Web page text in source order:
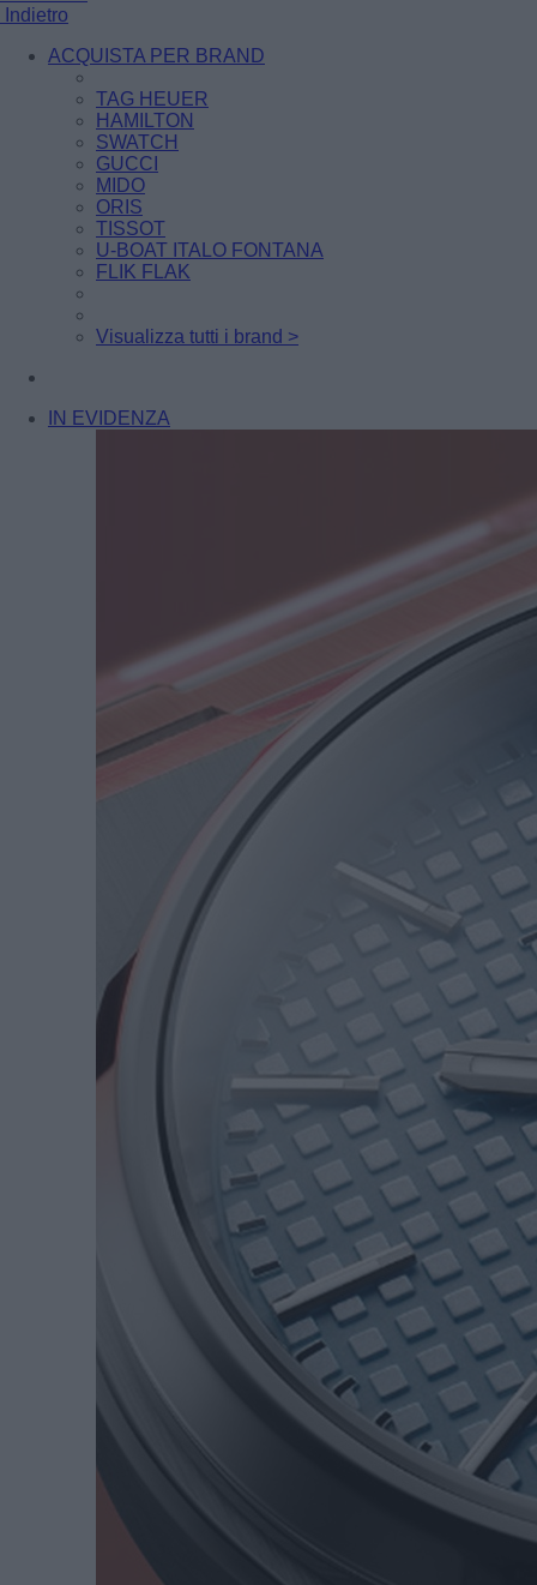
Indietro
ACQUISTA PER BRAND
TAG HEUER
HAMILTON
SWATCH
GUCCI
MIDO
ORIS
TISSOT
U-BOAT ITALO FONTANA
FLIK FLAK
Visualizza tutti i brand >
IN EVIDENZA